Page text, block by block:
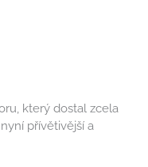
který dostal zcela
přívětivější a